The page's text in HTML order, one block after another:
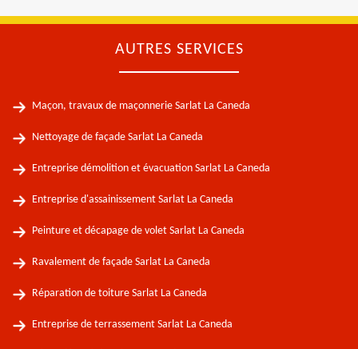
AUTRES SERVICES
Maçon, travaux de maçonnerie Sarlat La Caneda
Nettoyage de façade Sarlat La Caneda
Entreprise démolition et évacuation Sarlat La Caneda
Entreprise d'assainissement Sarlat La Caneda
Peinture et décapage de volet Sarlat La Caneda
Ravalement de façade Sarlat La Caneda
Réparation de toiture Sarlat La Caneda
Entreprise de terrassement Sarlat La Caneda